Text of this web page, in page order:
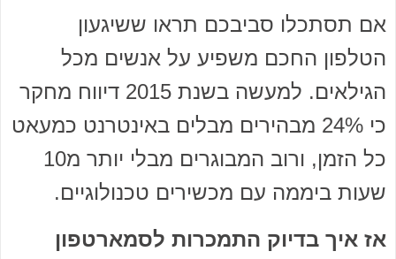
אם תסתכלו סביבכם תראו ששיגעון
הטלפון החכם משפיע על אנשים מכל
הגילאים. למעשה בשנת 2015 דיווח מחקר
כי 24% מבהירים מבלים באינטרנט כמעאט
כל הזמן, ורוב המבוגרים מבלי יותר מ10
שעות ביממה עם מכשירים טכנולוגיים.
אז איך בדיוק התמכרות לסמארטפון